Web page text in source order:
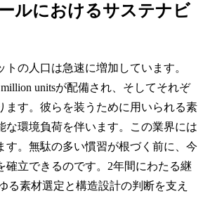
ルにおけるサステナビ
トの人口は急速に増加しています。
unitsが配備され、そしてそれぞ
ます。彼らを装うために用いられる素
な環境負荷を伴います。この業界には
す。無駄の多い慣習が根づく前に、今
確立できるのです。2年間にわたる継
る素材選定と構造設計の判断を支え